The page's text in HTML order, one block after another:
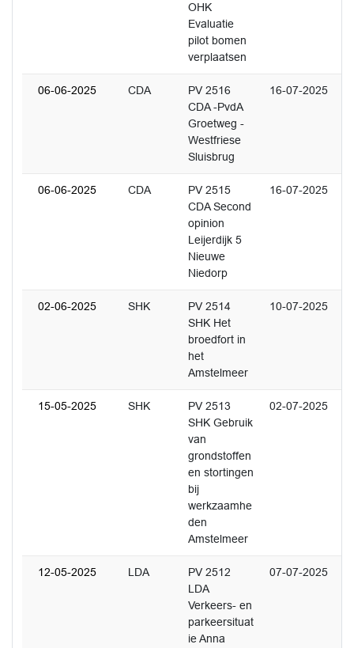
OHK
Evaluatie
pilot bomen
verplaatsen
06-06-2025 CDA
PV 2516
CDA -PvdA
Groetweg -
Westfriese
Sluisbrug
16-07-2025
06-06-2025 CDA
PV 2515
CDA Second
opinion
Leijerdijk 5
Nieuwe
Niedorp
16-07-2025
02-06-2025 SHK
PV 2514
SHK Het
broedfort in
het
Amstelmeer
10-07-2025
15-05-2025 SHK
PV 2513
SHK Gebruik
van
grondstoffen
en stortingen
bij
werkzaamhe
den
Amstelmeer
02-07-2025
12-05-2025 LDA
PV 2512
LDA
Verkeers- en
parkeersituat
ie Anna
07-07-2025